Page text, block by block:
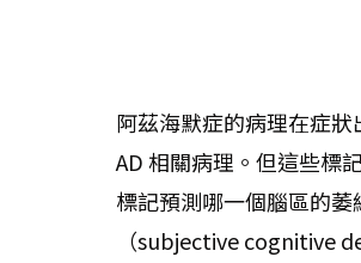
阿茲海默症的病理在症
AD 相關病理。但這些標
標記預測哪一個腦區的
（subjective cognitive